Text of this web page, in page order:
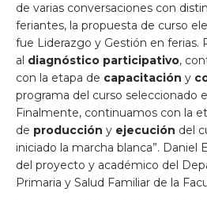
de varias conversaciones con
feriantes, la propuesta de curso
fue Liderazgo y Gestión en ferias.
al diagnóstico participativo,
con la etapa de capacitación y
programa del curso seleccionado
Finalmente, continuamos con la
de producción y ejecución del
iniciado la marcha blanca”. Daniel
del proyecto y académico del
Primaria y Salud Familiar de la